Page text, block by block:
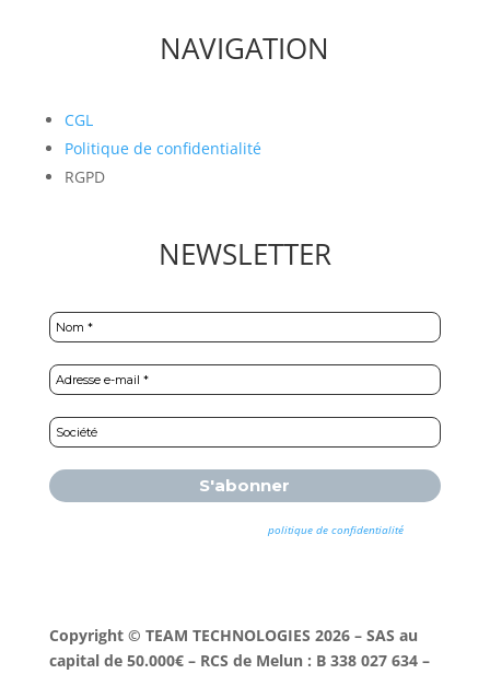
NAVIGATION
CGL
Politique de confidentialité
RGPD
NEWSLETTER
politique de confidentialitépour
plus d’informations.
Copyright © TEAM TECHNOLOGIES 2026 – SAS au
capital de 50.000€ – RCS de Melun : B 338 027 634 –